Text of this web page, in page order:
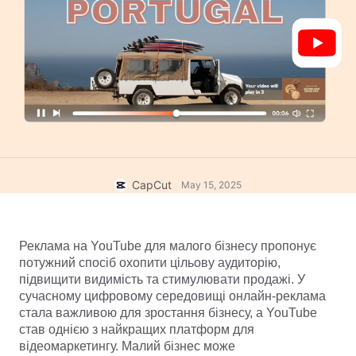
Автоматичні субтитри
Шаблони субтитрів
Голосове відтворення тексту
Покращення голосу
Зменшення шуму
Зображення
Маркетинг
Стиль життя й влоги
Власний дизайн
Більше
Тренди ринку
Популярний вибір
Тренди й поради щодо шаблонів
Більше
Шаблони для галузей
Шаблони спогадів
Центр довідки
Новини
Про Умови використання CapCut
Dreamina Seedance 2.0 Launch
Відкрити CapCut
CapCut May 15, 2025
Реклама на YouTube для малого бізнесу пропонує
потужний спосіб охопити цільову аудиторію,
підвищити видимість та стимулювати продажі. У
сучасному цифровому середовищі онлайн-реклама
стала важливою для зростання бізнесу, а YouTube
став однією з найкращих платформ для
відеомаркетингу. Малий бізнес може